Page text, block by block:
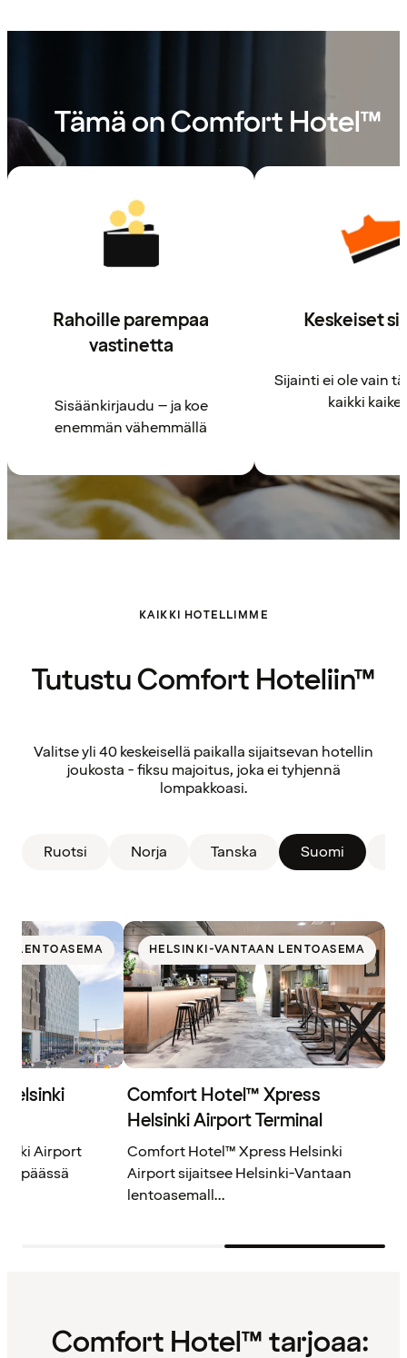
Tämä on Comfort Hotel™
Rahoille parempaa
vastinetta
Sisäänkirjaudu – ja koe
enemmän vähemmällä
Keskeiset
Sijainti ei ole vain
kaikki
KAIKKI HOTELLIMME
Tutustu Comfort Hoteliin™
Valitse yli 40 keskeisellä paikalla sijaitsevan hotellin
joukosta - fiksu majoitus, joka ei tyhjennä
lompakkoasi.
Ruotsi Norja Tanska Suomi
LENTOASEMA
Airport
päässä
HELSINKI-VANTAAN LENTOASEMA
Comfort Hotel™ Xpress
Helsinki Airport Terminal
Comfort Hotel™ Xpress Helsinki
Airport sijaitsee Helsinki-Vantaan
lentoasemall...
Comfort Hotel™ tarjoaa: